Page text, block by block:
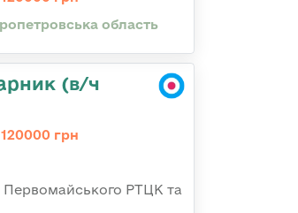
область
(в/ч
грн
Первомайського РТЦК та